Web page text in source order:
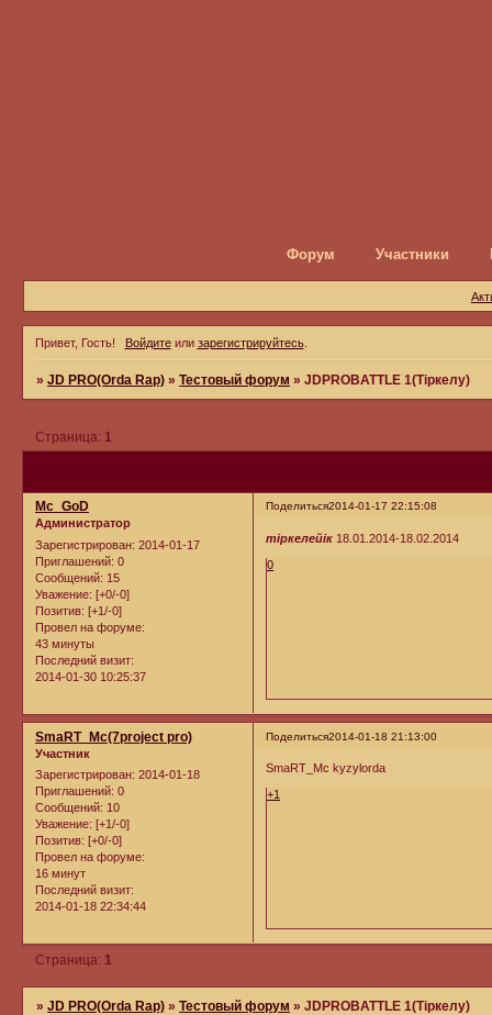
Форум Участники
Привет, Гость! Войдитеили зарегистрируйтесь.
»JD PRO(Orda Rap) »Тестовый форум »JDPROBATTLE 1(Тіркелу)
Страница: 1
Поделиться2014-01-17 22:15:08
Mc_GoD
Администратор
Зарегистрирован: 2014-01-17
Приглашений: 0
Сообщений: 15
Уважение: [+0/-0]
Позитив: [+1/-0]
Провел на форуме:
43 минуты
Последний визит:
2014-01-30 10:25:37
тіркелейік 18.01.2014-18.02.2014
0
Поделиться2014-01-18 21:13:00
SmaRT_Mc(7project pro)
Участник
Зарегистрирован: 2014-01-18
Приглашений: 0
Сообщений: 10
Уважение: [+1/-0]
Позитив: [+0/-0]
Провел на форуме:
16 минут
Последний визит:
2014-01-18 22:34:44
SmaRT_Mc kyzylorda
+1
Страница: 1
»JD PRO(Orda Rap) »Тестовый форум »JDPROBATTLE 1(Тіркелу)